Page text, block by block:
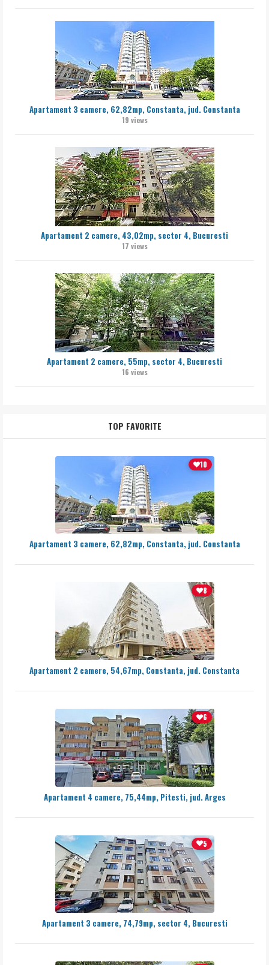
Apartament 3 camere, 62,82mp, Constanta, jud. Constanta
19 views
Apartament 2 camere, 43,02mp, sector 4, Bucuresti
17 views
Apartament 2 camere, 55mp, sector 4, Bucuresti
16 views
TOP FAVORITE
10
Apartament 3 camere, 62,82mp, Constanta, jud. Constanta
8
Apartament 2 camere, 54,67mp, Constanta, jud. Constanta
6
Apartament 4 camere, 75,44mp, Pitesti, jud. Arges
5
Apartament 3 camere, 74,79mp, sector 4, Bucuresti